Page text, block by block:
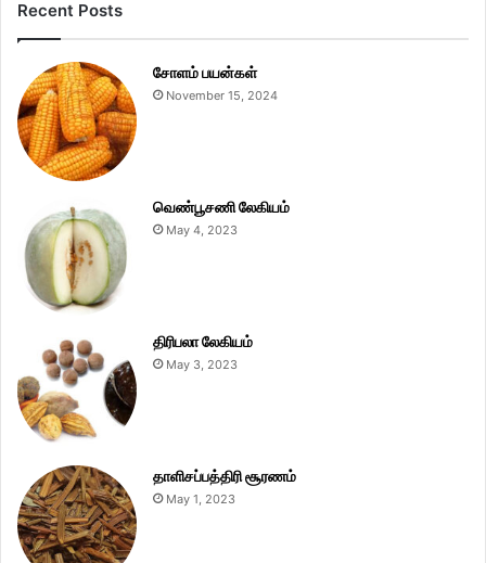
Recent Posts
சோளம் பயன்கள்
November 15, 2024
வெண்பூசணி லேகியம்
May 4, 2023
திரிபலா லேகியம்
May 3, 2023
தாளிசப்பத்திரி சூரணம்
May 1, 2023